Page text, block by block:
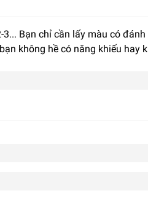
Bạn chỉ cần lấy màu có
không hề có năng khiếu hay